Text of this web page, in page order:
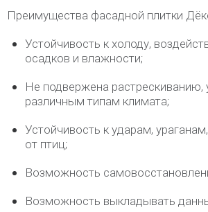
Преимущества фасадной плитки
Устойчивость к холоду,
осадков и влажности;
Не подвержена растрескиванию,
различным типам климата;
Устойчивость к ударам,
от птиц;
Возможность
Возможность выкладывать